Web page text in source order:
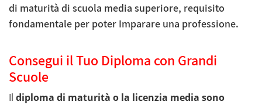
di maturità di scuola media superiore, requisito
fondamentale per poter Imparare una professione.
Consegui il Tuo Diploma con Grandi
Scuole
Il diploma di maturità o la licenzia media sono